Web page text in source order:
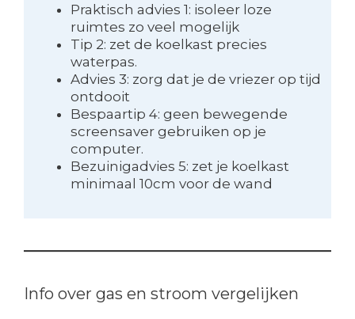
Praktisch advies 1: isoleer loze
ruimtes zo veel mogelijk
Tip 2: zet de koelkast precies
waterpas.
Advies 3: zorg dat je de vriezer op tijd
ontdooit
Bespaartip 4: geen bewegende
screensaver gebruiken op je
computer.
Bezuinigadvies 5: zet je koelkast
minimaal 10cm voor de wand
Info over gas en stroom vergelijken